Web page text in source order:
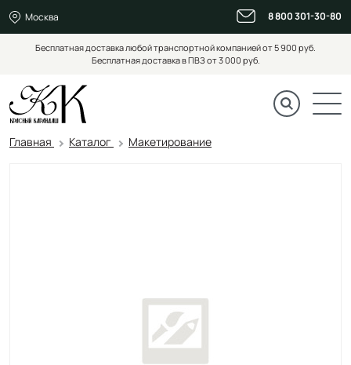
Москва 8 800 301-30-80
Бесплатная доставка любой транспортной компанией от 5 900 руб.
Бесплатная доставка в ПВЗ от 3 000 руб.
Главная Каталог Макетирование